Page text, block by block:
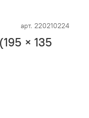
арт. 220210224
× 135